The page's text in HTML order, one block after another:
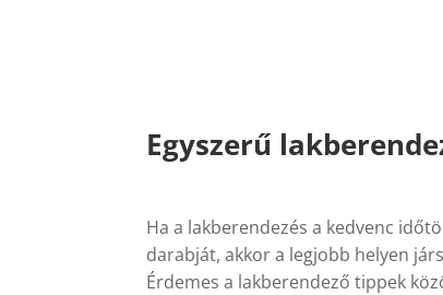
Egyszerű
Ha a lakberendezés a kedvenc
darabját, akkor a legjobb helyen
Érdemes a lakberendező tippek